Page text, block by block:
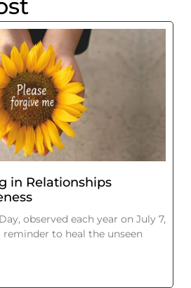
in Relationships
observed each year on July 7,
reminder to heal the unseen